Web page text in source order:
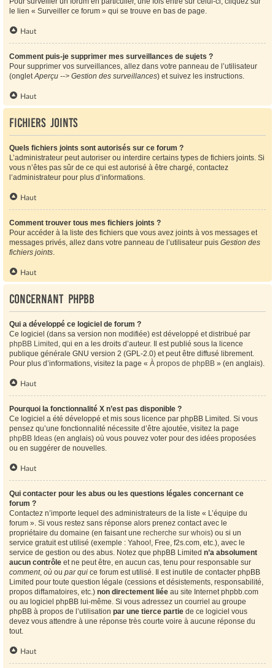
le lien « Surveiller ce forum » qui se trouve en bas de page.
Haut
Comment puis-je supprimer mes surveillances de sujets ?
Pour supprimer vos surveillances, allez dans votre panneau de l’utilisateur
(ongletAperçu --> Gestion des surveillances) et suivez les instructions.
Haut
Fichiers joints
Quels fichiers joints sont autorisés sur ce forum ?
L’administrateur peut autoriser ou interdire certains types de fichiers joints. Si
vous n’êtes pas sûr de ce qui est autorisé à être chargé, contactez
l’administrateur pour plus d’informations.
Haut
Comment trouver tous mes fichiers joints ?
Pour accéder à la liste des fichiers que vous avez joints à vos messages et
messages privés, allez dans votre panneau de l’utilisateur puis Gestion des
fichiers joints.
Haut
Concernant phpBB
Qui a développé ce logiciel de forum ?
Ce logiciel (dans sa version non modifiée) est développé et distribué par
phpBB Limited , qui en a les droits d’auteur. Il est publié sous la licence
publique générale GNU version 2 (GPL-2.0) et peut être diffusé librement.
Pour plus d’informations, visitez la page « À propos de phpBB » (en anglais).
Haut
Pourquoi la fonctionnalité X n’est pas disponible ?
Ce logiciel a été développé et mis sous licence par phpBB Limited. Si vous
pensez qu’une fonctionnalité nécessite d’être ajoutée, visitez la page
phpBB Ideas (en anglais) où vous pouvez voter pour des idées proposées
ou en suggérer de nouvelles.
Haut
Qui contacter pour les abus ou les questions légales concernant ce
forum ?
Contactez n’importe lequel des administrateurs de la liste « L’équipe du
forum ». Si vous restez sans réponse alors prenez contact avec le
propriétaire du domaine (en faisant une recherche sur whois) ou si un
service gratuit est utilisé (exemple : Yahoo!, Free, f2s.com, etc.), avec le
service de gestion ou des abus. Notez que phpBB Limited n’a absolument
aucun contrôle et ne peut être, en aucun cas, tenu pour responsable sur
comment, où ou par qui ce forum est utilisé. Il est inutile de contacter phpBB
Limited pour toute question légale (cessions et désistements, responsabilité,
propos diffamatoires, etc.) non directement liée au site Internet phpbb.com
ou au logiciel phpBB lui-même. Si vous adressez un courriel au groupe
phpBB à propos de l’utilisation par une tierce partie de ce logiciel vous
devez vous attendre à une réponse très courte voire à aucune réponse du
tout.
Haut